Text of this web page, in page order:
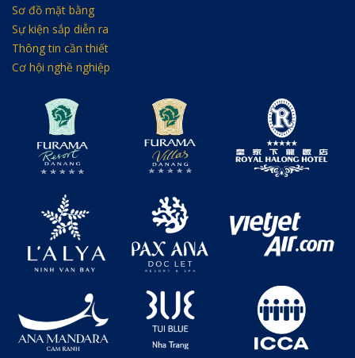
Sơ đồ mặt bằng
Sự kiện sắp diễn ra
Thông tin cần thiết
Cơ hội nghề nghiệp